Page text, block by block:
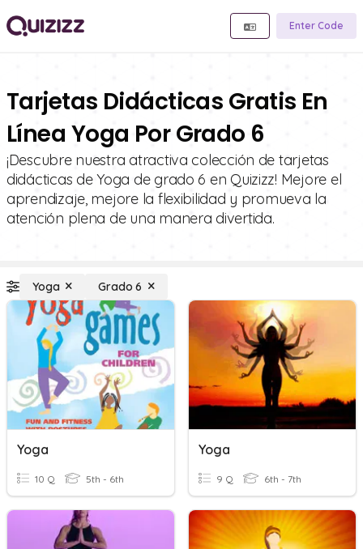
Enter Code
Tarjetas Didácticas Gratis En
Línea Yoga Por Grado 6
¡Descubre nuestra atractiva colección de tarjetas
didácticas de Yoga de grado 6 en Quizizz! Mejore el
aprendizaje, mejore la flexibilidad y promueva la
atención plena de una manera divertida.
Yoga Grado 6
Yoga
10 Q 5th - 6th
Yoga
9 Q 6th - 7th